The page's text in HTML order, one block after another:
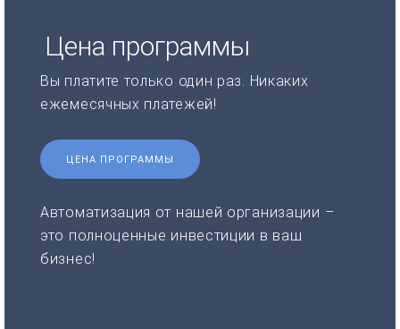
Цена программы
Вы платите только один раз. Никаких
ежемесячных платежей!
ЦЕНА ПРОГРАММЫ
Автоматизация от нашей организации –
это полноценные инвестиции в ваш
бизнес!